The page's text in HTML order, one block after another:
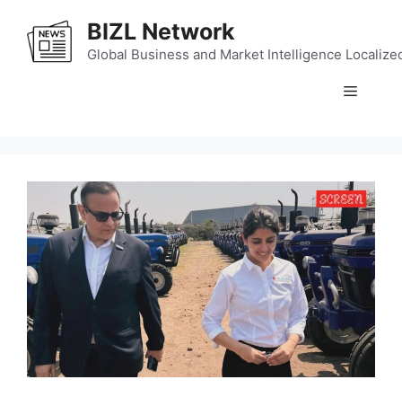
content
BIZL Network
Global Business and Market Intelligence
Menu